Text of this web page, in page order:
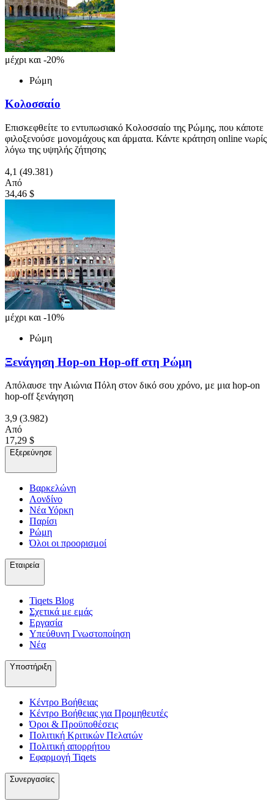
μέχρι και -20%
Ρώμη
Κολοσσαίο
Επισκεφθείτε το εντυπωσιακό Κολοσσαίο της Ρώμης, που κάποτε
φιλοξενούσε μονομάχους και άρματα. Κάντε κράτηση online νωρίς
λόγω της υψηλής ζήτησης
4,1 (49.381)
Από
34,46 $
μέχρι και -10%
Ρώμη
Ξενάγηση Hop-on Hop-off στη Ρώμη
Απόλαυσε την Αιώνια Πόλη στον δικό σου χρόνο, με μια hop-on
hop-off ξενάγηση
3,9 (3.982)
Από
17,29 $
Εξερεύνησε
Βαρκελώνη
Λονδίνο
Νέα Υόρκη
Παρίσι
Ρώμη
Όλοι οι προορισμοί
Εταιρεία
Tiqets Βlog
Σχετικά με εμάς
Εργασία
Υπεύθυνη Γνωστοποίηση
Νέα
Υποστήριξη
Κέντρο Βοήθειας
Κέντρο Βοήθειας για Προμηθευτές
Όροι & Προϋποθέσεις
Πολιτική Κριτικών Πελατών
Πολιτική απορρήτου
Εφαρμογή Tiqets
Συνεργασίες